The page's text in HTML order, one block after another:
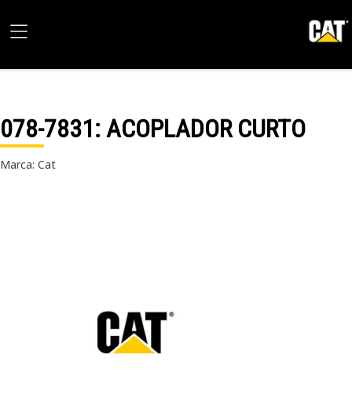
078-7831: ACOPLADOR CURTO
Marca: Cat